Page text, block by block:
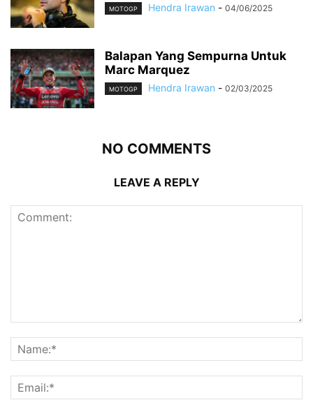
MOTOGP Hendra Irawan - 04/06/2025
Balapan Yang Sempurna Untuk
Marc Marquez
MOTOGP Hendra Irawan - 02/03/2025
NO COMMENTS
LEAVE A REPLY